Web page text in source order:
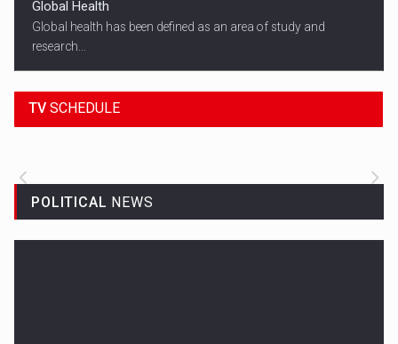
Global Health
Global health has been defined as an area of study and
research...
TV SCHEDULE
18:45
ALL THE LATEST SPORTS NEWS FROM
POLITICAL NEWS